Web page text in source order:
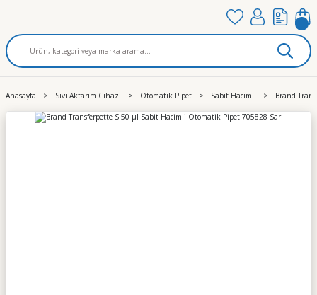
Anasayfa Sıvı Aktarım Cihazı Otomatik Pipet Sabit Hacimli Brand